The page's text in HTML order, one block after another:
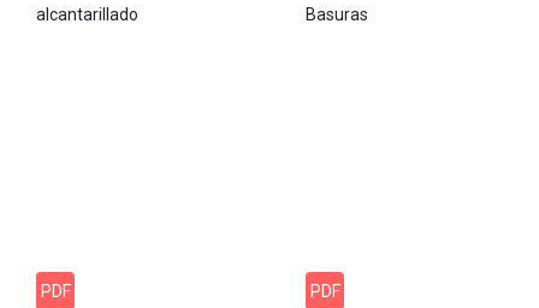
alcantarillado
Basuras
PDF PDF